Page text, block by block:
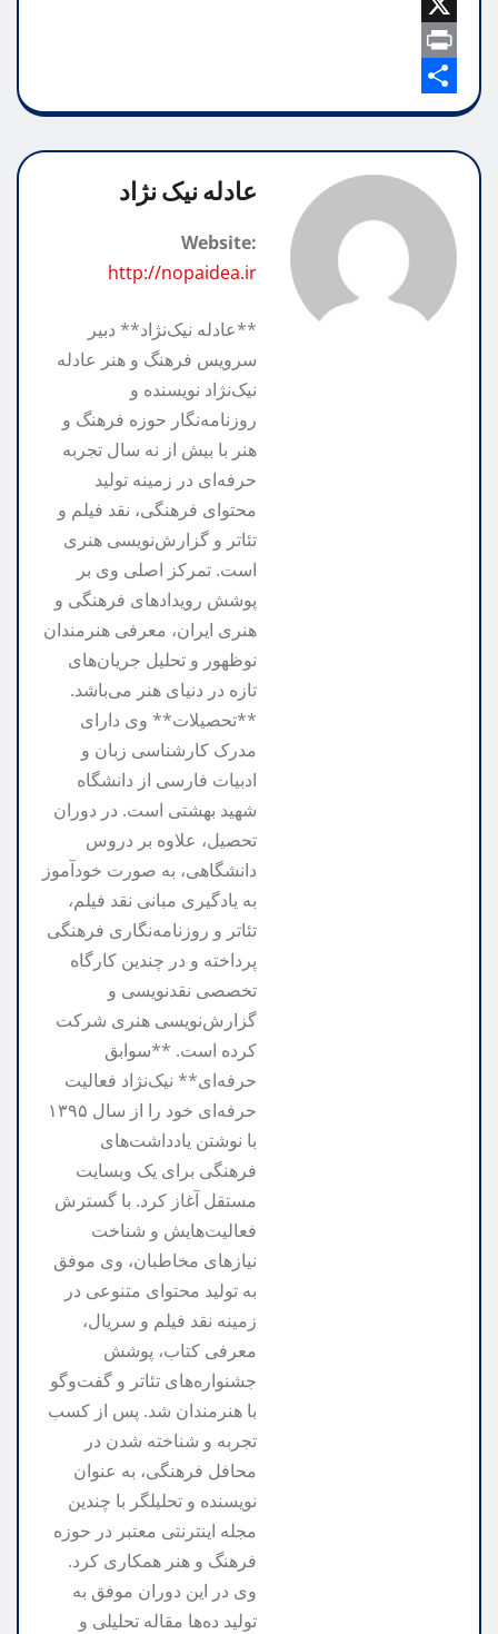
o
o
k
t
A
p
e
g
r
m
o
p
y
L
n
k
X
P
r
i
S
h
r
e
عادله نیک نژاد
Website:
http://nopaidea.ir
**عادله نیک‌نژاد** دبیر
سرویس فرهنگ و هنر عادله
نیک‌نژاد نویسنده و
روزنامه‌نگار حوزه فرهنگ و
هنر با بیش از نه سال تجربه
حرفه‌ای در زمینه تولید
محتوای فرهنگی، نقد فیلم و
تئاتر و گزارش‌نویسی هنری
است. تمرکز اصلی وی بر
پوشش رویدادهای فرهنگی و
هنری ایران، معرفی هنرمندان
نوظهور و تحلیل جریان‌های
تازه در دنیای هنر می‌باشد.
**تحصیلات** وی دارای
مدرک کارشناسی زبان و
ادبیات فارسی از دانشگاه
شهید بهشتی است. در دوران
تحصیل، علاوه بر دروس
دانشگاهی، به صورت خودآموز
به یادگیری مبانی نقد فیلم،
تئاتر و روزنامه‌نگاری فرهنگی
پرداخته و در چندین کارگاه
تخصصی نقدنویسی و
گزارش‌نویسی هنری شرکت
کرده است. **سوابق
حرفه‌ای** نیک‌نژاد فعالیت
حرفه‌ای خود را از سال ۱۳۹۵
با نوشتن یادداشت‌های
فرهنگی برای یک وبسایت
مستقل آغاز کرد. با گسترش
فعالیت‌هایش و شناخت
نیازهای مخاطبان، وی موفق
به تولید محتوای متنوعی در
زمینه نقد فیلم و سریال،
معرفی کتاب، پوشش
جشنواره‌های تئاتر و گفت‌وگو
با هنرمندان شد. پس از کسب
تجربه و شناخته شدن در
محافل فرهنگی، به عنوان
نویسنده و تحلیلگر با چندین
مجله اینترنتی معتبر در حوزه
فرهنگ و هنر همکاری کرد.
وی در این دوران موفق به
تولید ده‌ها مقاله تحلیلی و